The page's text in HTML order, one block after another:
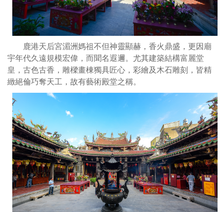
遠
規
宏
偉，
而
聞
名
遐
邇。
尤
其
建
築
結
構
富
鹿港天后宮湄洲媽祖不但神靈顯赫，香火鼎盛，更因廟
宇年代久遠規模宏偉，而聞名遐邇。尤其建築結構富麗堂
皇，古色古香，雕樑畫棟獨具匠心，彩繪及木石雕刻，皆精
緻絕倫巧奪天工，故有藝術殿堂之稱。